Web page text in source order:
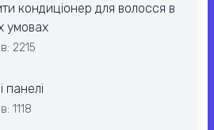
кондиціонер для волосся в
умовах
2215
панелі
1118